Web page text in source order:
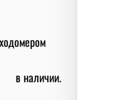
в наличии.